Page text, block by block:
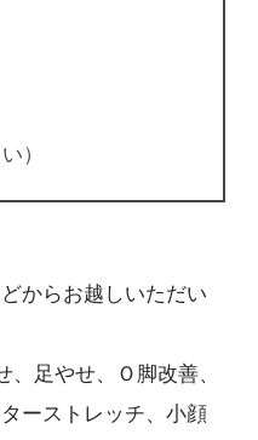
）
からお越しいただい
足やせ、Ｏ脚改善、
ーストレッチ、小顔